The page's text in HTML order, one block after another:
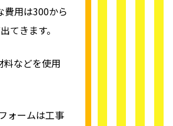
費用は300から
てきます。
料などを使用
ォームは工事